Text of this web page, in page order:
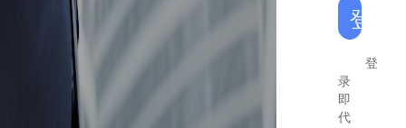
登录
登
录
即
代